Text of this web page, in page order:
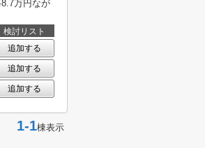
万円なが
検討リスト
追加する
追加する
追加する
1-1棟表示